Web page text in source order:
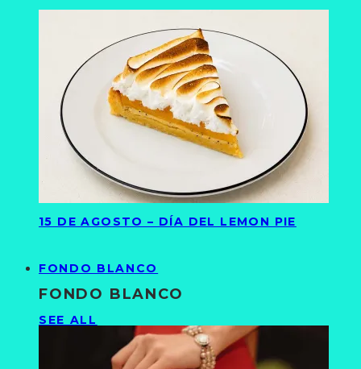
15 DE AGOSTO – DÍA DEL LEMON PIE
FONDO BLANCO
FONDO BLANCO
SEE ALL